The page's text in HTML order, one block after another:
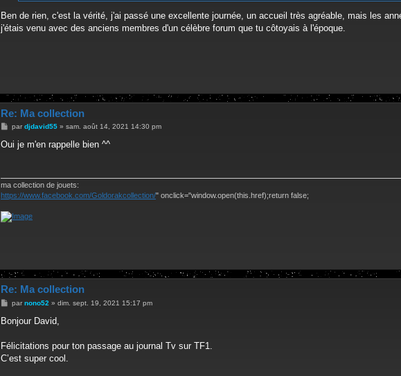
r
Ben de rien, c'est la vérité, j'ai passé une excellente journée, un accueil très agréable, mais les
j'étais venu avec des anciens membres d'un célèbre forum que tu côtoyais à l'époque.
Re: Ma collection
M
s
par djdavid55» sam. août 14, 2021 14:30 pm
Oui je m'en rappelle bien ^^
ma collection de jouets:
https://www.facebook.com/Goldorakcollection/" onclick="window.open(this.href);return false;
Re: Ma collection
M
s
g
par nono52 » dim. sept. 19, 2021 15:17 pm
Bonjour David,
Félicitations pour ton passage au journal Tv sur TF1.
C’est super cool.